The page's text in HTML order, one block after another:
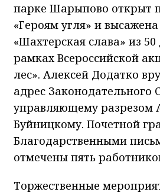
парке Шарыпово открыт
«Героям угля» и
«Шахтерская слава» из 50
рамках Всероссийской
лес». Алексей Додатко
адрес Законодательного
управляющему разрезом
Буйницкому. Почетной
Благодарственными
отмечены пять
Торжественные